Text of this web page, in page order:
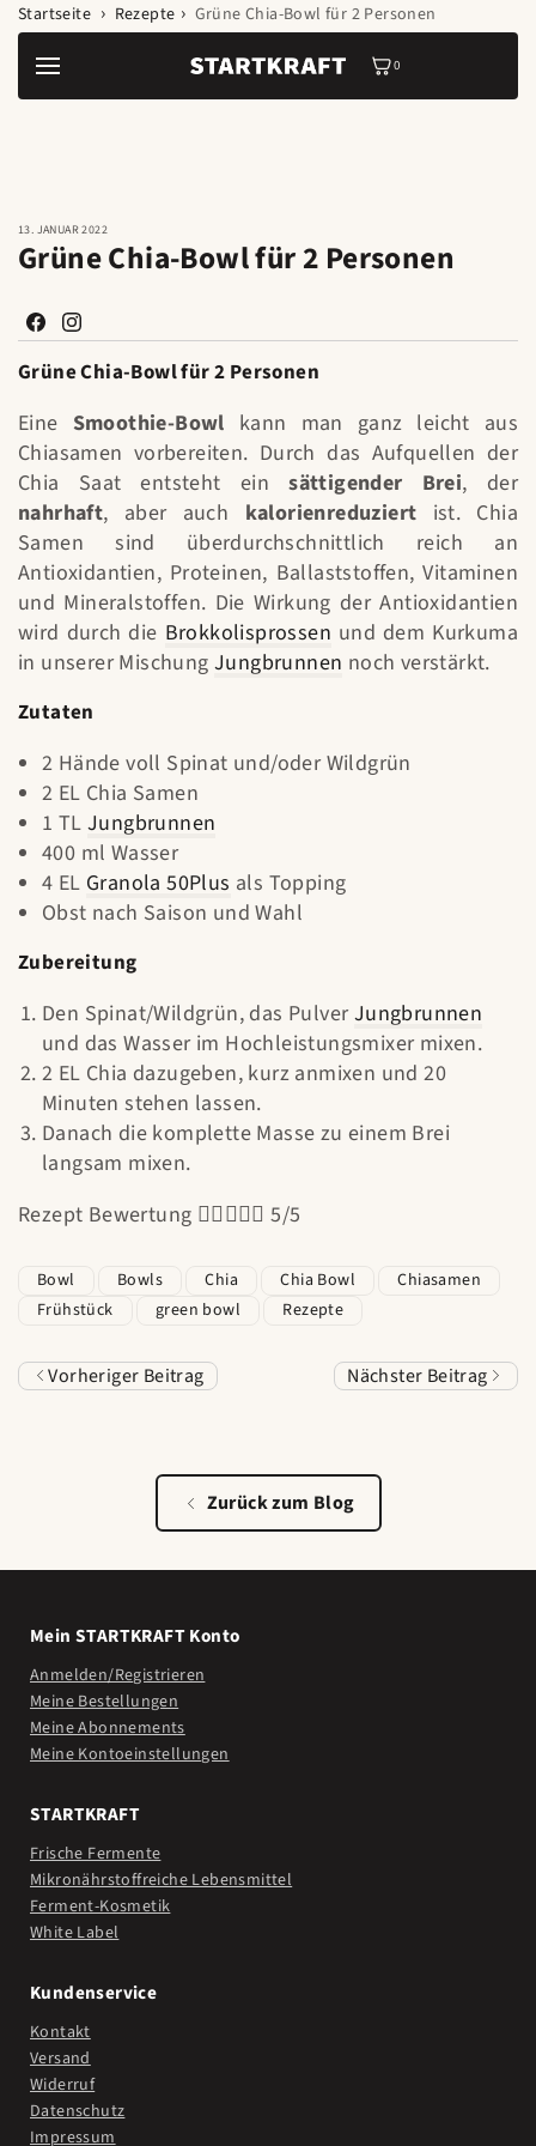
Zum Inhalt
springen
00
Startseite Rezepte Grüne Chia-Bowl für 2 Personen
13. JANUAR 2022
Grüne Chia-Bowl für 2 Personen
Facebook
Instagram
Grüne Chia-Bowl für 2 Personen
Eine Smoothie-Bowl kann man ganz leicht aus
Chiasamen vorbereiten. Durch das Aufquellen der
Chia Saat entsteht einsättigender Brei, der
nahrhaft, aber auch kalorienreduziert ist. Chia
Samen sind überdurchschnittlich reich an
Antioxidantien, Proteinen, Ballaststoffen, Vitaminen
und Mineralstoffen. Die Wirkung der Antioxidantien
wird durch die Brokkolisprossen und dem Kurkuma
in unserer Mischung Jungbrunnen noch verstärkt.
Zutaten
2 Hände voll Spinat und/oder Wildgrün
2 EL Chia Samen
1 TL Jungbrunnen
400 ml Wasser
4 EL Granola 50Plus als Topping
Obst nach Saison und Wahl
Zubereitung
Den Spinat/Wildgrün, das PulverJungbrunnen
und das Wasser im Hochleistungsmixer mixen.
2 EL Chia dazugeben, kurz anmixen und 20
Minuten stehen lassen.
Danach die komplette Masse zu einem Brei
langsam mixen.
Rezept Bewertung  5/5
Bowl Bowls Chia Chia Bowl
Chiasamen
Frühstück
green bowl Rezepte
Vorheriger Beitrag Nächster Beitrag
Zurück zum Blog
Mein STARTKRAFT Konto
Anmelden/Registrieren
Meine Bestellungen
Meine Abonnements
Meine Kontoeinstellungen
STARTKRAFT
Frische Fermente
Mikronährstoffreiche Lebensmittel
Ferment-Kosmetik
White Label
Kundenservice
Kontakt
Versand
Widerruf
Datenschutz
Impressum